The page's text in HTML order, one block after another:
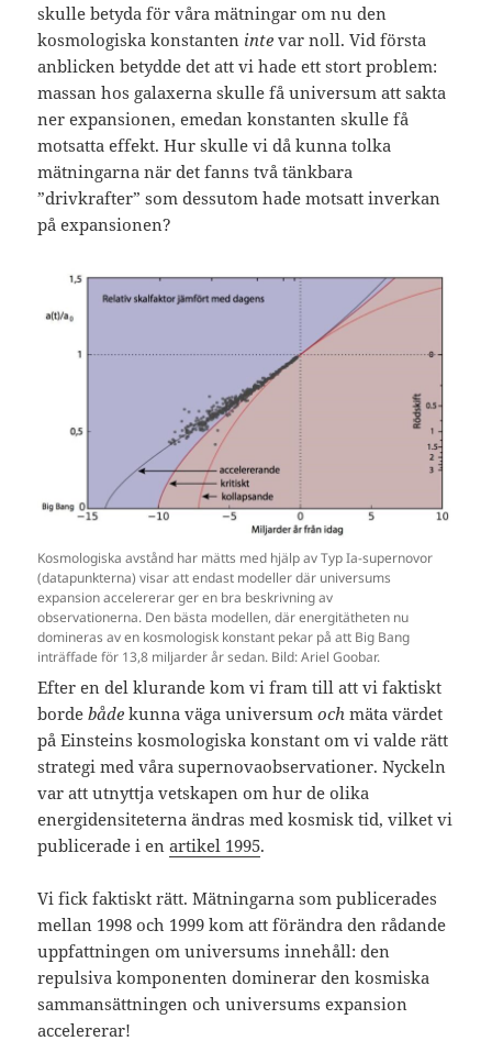
skulle betyda för våra mätningar om nu den
kosmologiska konstanten inte var noll. Vid första
anblicken betydde det att vi hade ett stort problem:
massan hos galaxerna skulle få universum att sakta
ner expansionen, emedan konstanten skulle få
motsatta effekt. Hur skulle vi då kunna tolka
mätningarna när det fanns två tänkbara
”drivkrafter” som dessutom hade motsatt inverkan
på expansionen?
Kosmologiska avstånd har mätts med hjälp av Typ Ia-supernovor
(datapunkterna) visar att endast modeller där universums
expansion accelererar ger en bra beskrivning av
observationerna. Den bästa modellen, där energitätheten nu
domineras av en kosmologisk konstant pekar på att Big Bang
inträffade för 13,8 miljarder år sedan. Bild: Ariel Goobar.
Efter en del klurande kom vi fram till att vi faktiskt
bordebåde kunna väga universumoch mäta värdet
på Einsteins kosmologiska konstant om vi valde rätt
strategi med våra supernovaobservationer. Nyckeln
var att utnyttja vetskapen om hur de olika
energidensiteterna ändras med kosmisk tid, vilket vi
publicerade i enartikel 1995.
Vi fick faktiskt rätt. Mätningarna som publicerades
mellan 1998 och 1999 kom att förändra den rådande
uppfattningen om universums innehåll: den
repulsiva komponenten dominerar den kosmiska
sammansättningen och universums expansion
accelererar!